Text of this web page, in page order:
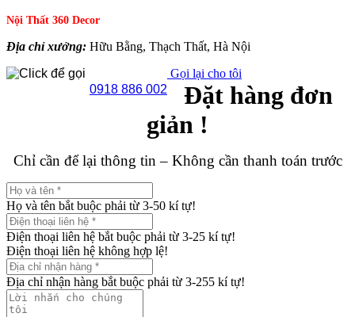
Nội Thất 360 Decor
Địa chỉ xưởng: Hữu Bằng, Thạch Thất, Hà Nội
0918 886 002
Gọi lại cho tôi
Đặt hàng đơn
giản !
Chỉ cần để lại thông tin – Không cần thanh toán trước
Họ và tên bắt buộc phải từ 3-50 kí tự!
Điện thoại liên hệ bắt buộc phải từ 3-25 kí tự!
Điện thoại liên hệ không hợp lệ!
Địa chỉ nhận hàng bắt buộc phải từ 3-255 kí tự!